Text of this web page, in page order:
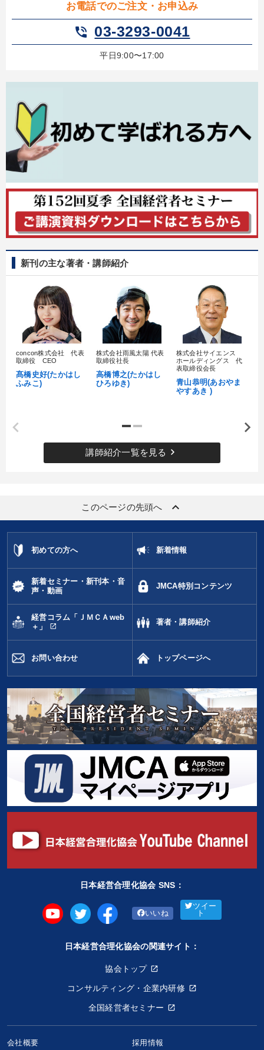
お電話でのご注文・お申込み
phone_in_talk 03-3293-0041
平日9:00〜17:00
新刊の主な著者・講師紹介
concon株式会社 代表
取締役 CEO
髙橋史好(たかはし
ふみこ)
株式会社雨風太陽 代表
取締役社長
高橋博之(たかはし
ひろゆき)
株式会社サイエンス
ホールディングス 代
表取締役会長
青山恭明(あおやま
やすあき )
講師紹介一覧を見る keyboard_arrow_right
このページの先頭へ keyboard_arrow_up
初めての方へ 新着情報
新着セミナー・新刊本・音
声・動画
JMCA特別コンテンツ
経営コラム「ＪＭＣＡweb
＋」
open_in_new
著者・講師紹介
お問い合わせ トップページへ
日本経営合理化協会 SNS：
いいね
ツイー
ト
日本経営合理化協会の関連サイト：
協会トップ
コンサルティング・企業内研修
全国経営者セミナー
会社概要 採用情報